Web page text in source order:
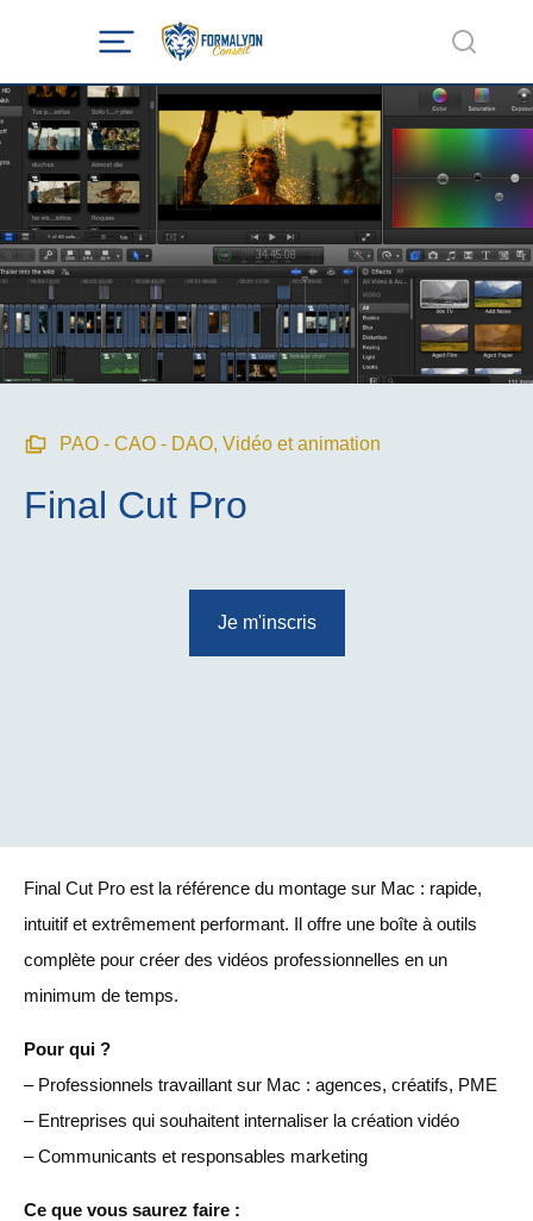
PAO - CAO - DAO, Vidéo et animation
Final Cut Pro
Je m'inscris
Final Cut Pro est la référence du montage sur Mac : rapide,
intuitif et extrêmement performant. Il offre une boîte à outils
complète pour créer des vidéos professionnelles en un
minimum de temps.
Pour qui ?
– Professionnels travaillant sur Mac : agences, créatifs, PME
– Entreprises qui souhaitent internaliser la création vidéo
– Communicants et responsables marketing
Ce que vous saurez faire :